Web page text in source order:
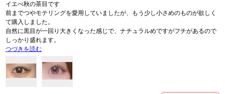
イエべ秋の茶目です
前までつやモテリングを愛用していましたが、もう少し小さめのものが欲しく
て購入しました。
自然に黒目が一回り大きくなった感じで、ナチュラルめですがフチがあるので
しっかり盛れます。
つづきを読む